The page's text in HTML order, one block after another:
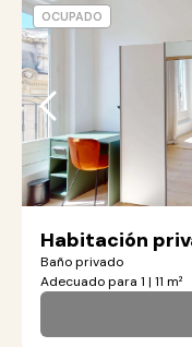
Habitación
Baño privado
Adecuado para 1 | 11 m²
OCUPADO